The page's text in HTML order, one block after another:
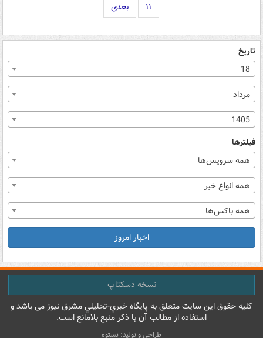
۱۱ بعدی
تاریخ
18
مرداد
1405
فیلترها
همه سرویس‌ها
همه انواع خبر
همه باکس‌ها
اخبار امروز
نسخه دسکتاپ
کليه حقوق اين سايت متعلق به پایگاه خبري-تحليلي مشرق نيوز می باشد و
استفاده از مطالب آن با ذکر منبع بلامانع است.
طراحی و تولید: نستوه